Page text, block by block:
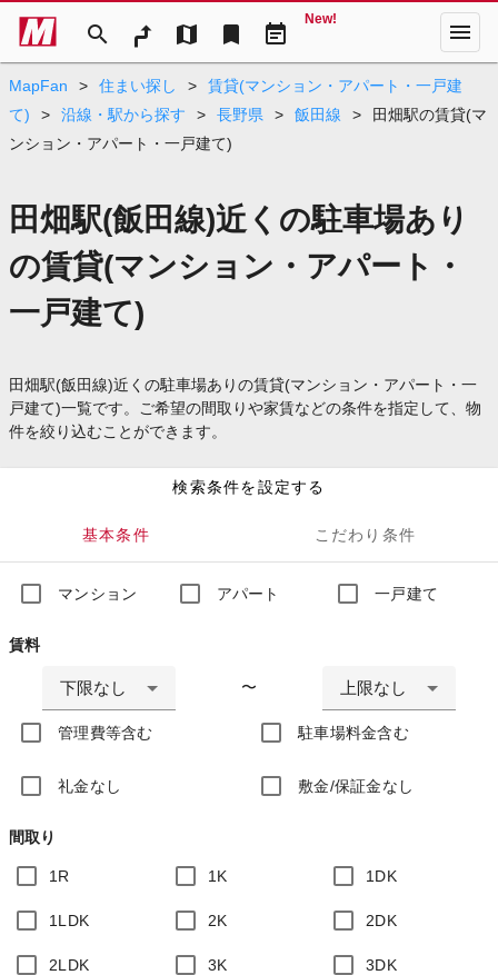
search map bookmark event_note
New! menu
MapFan > 住まい探し >
賃貸(マンション・アパート・一戸建
て)
> 沿線・駅から探す > 長野県 > 飯田線 >
田畑駅の賃貸(マ
ンション・アパート・一戸建て)
田畑駅(飯田線)近くの駐車場あり
の賃貸(マンション・アパート・
一戸建て)
田畑駅(飯田線)近くの駐車場ありの賃貸(マンション・アパート・一
戸建て)一覧です。ご希望の間取りや家賃などの条件を指定して、物
件を絞り込むことができます。
検索条件を設定する
基本条件 こだわり条件
マンション アパート 一戸建て
賃料
下限なし 〜 上限なし
管理費等含む 駐車場料金含む
礼金なし 敷金/保証金なし
間取り
1R 1K 1DK
1LDK 2K 2DK
2LDK 3K 3DK